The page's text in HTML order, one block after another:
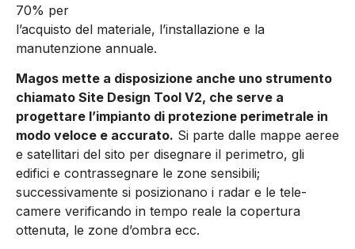
70% per
l’acquisto del materiale, l’installazione e la
manutenzione annuale.
Magos mette a disposizione anche uno stru­mento
chiamato Site Design Tool V2, che serve a
progettare l’impianto di protezione perimetrale in
modo veloce e accurato. Si parte dalle mappe aeree
e satellitari del sito per disegnare il perime­tro, gli
edifici e contrassegnare le zone sensibili;
successivamente si posizionano i radar e le tele­
camere verificando in tempo reale la copertura
ottenuta, le zone d’ombra ecc.